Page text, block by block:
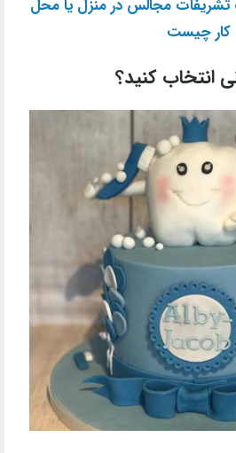
مجالس در منزل یا محل
کار چیست
انتخاب کنید؟